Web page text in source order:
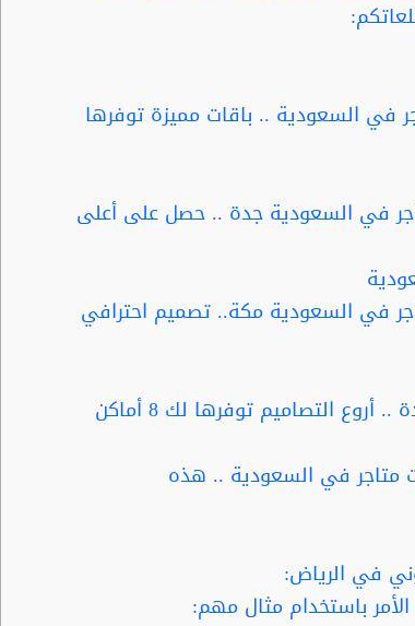
في السعودية .. باقات مميزة توفرها
في السعودية جدة .. حصل على أعلى
في السعودية مكة.. تصميم احترافي
التصاميم توفرها لك 8 أماكن
متاجر في السعودية .. هذه
في الرياض:
باستخدام مثال مهم: